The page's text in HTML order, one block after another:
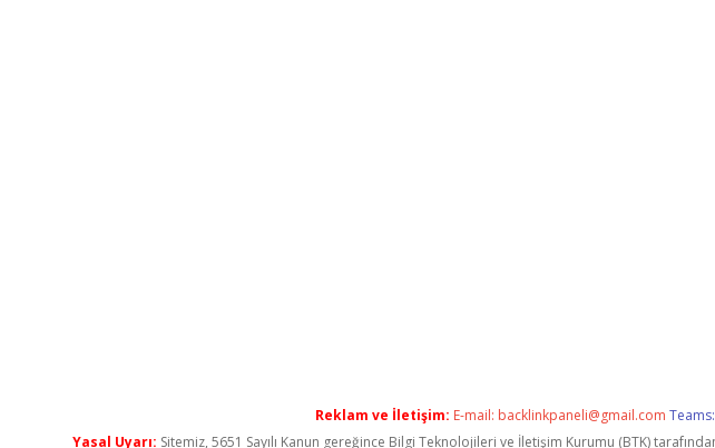
Reklam ve İletişim: E-mail: backlinkpaneli@gmail.com
Yasal Uyarı: Sitemiz, 5651 Sayılı Kanun gereğince Bilgi Teknolojileri ve İletişim Kurumu (BTK)